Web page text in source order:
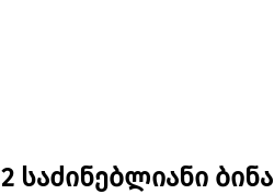
2 საძინებლიანი ბინა